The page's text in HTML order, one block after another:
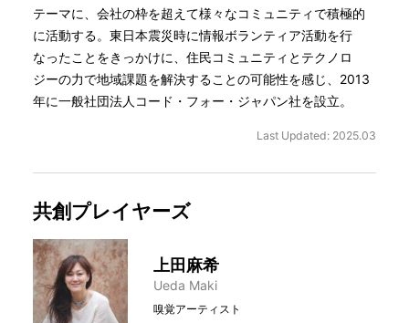
テーマに、会社の枠を超えて様々なコミュニティで積極的
に活動する。東日本震災時に情報ボランティア活動を行
なったことをきっかけに、住民コミュニティとテクノロ
ジーの力で地域課題を解決することの可能性を感じ、2013
年に一般社団法人コード・フォー・ジャパン社を設立。
Last Updated: 2025.03
共創プレイヤーズ
上田麻希
Ueda Maki
嗅覚アーティスト